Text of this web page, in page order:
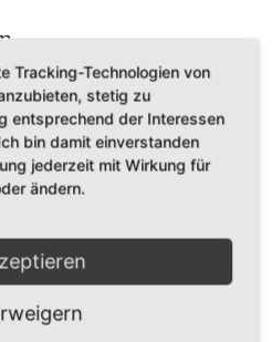
Tracking-Technologien von
stetig zu
entsprechend der Interessen
bin damit einverstanden
jederzeit mit Wirkung für
ändern.